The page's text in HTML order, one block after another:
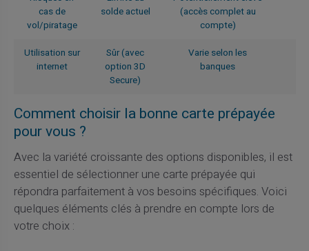
cas de
vol/piratage
solde actuel
(accès complet au
compte)
Utilisation sur
internet
Sûr (avec
option 3D
Secure)
Varie selon les
banques
Comment choisir la bonne carte prépayée
pour vous ?
Avec la variété croissante des options disponibles, il est
essentiel de sélectionner une carte prépayée qui
répondra parfaitement à vos besoins spécifiques. Voici
quelques éléments clés à prendre en compte lors de
votre choix :